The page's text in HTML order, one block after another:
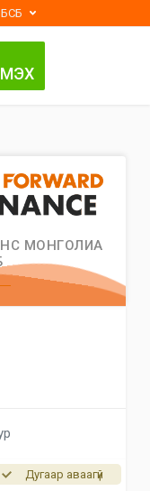
Лизингтэй
МОНГОЛИА
Дугаар аваагүй